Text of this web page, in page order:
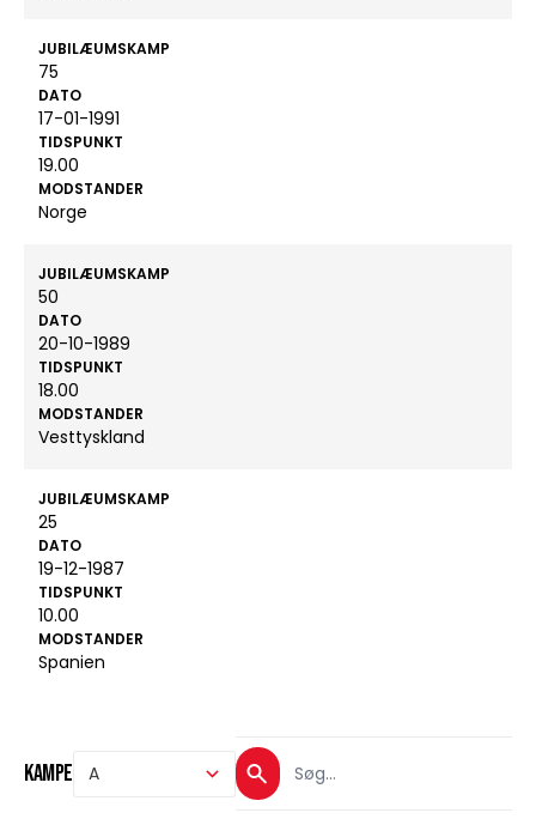
JUBILÆUMSKAMP
75
DATO
17-01-1991
TIDSPUNKT
19.00
MODSTANDER
Norge
JUBILÆUMSKAMP
50
DATO
20-10-1989
TIDSPUNKT
18.00
MODSTANDER
Vesttyskland
JUBILÆUMSKAMP
25
DATO
19-12-1987
TIDSPUNKT
10.00
MODSTANDER
Spanien
Kampe